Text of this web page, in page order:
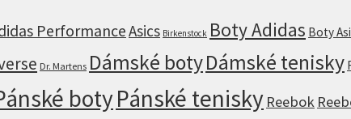
PerformanceAsics Birkenstock Boty Adidas Boty
Dr. Martens Dámské botyDámské tenisky
botyPánské tenisky Reebok